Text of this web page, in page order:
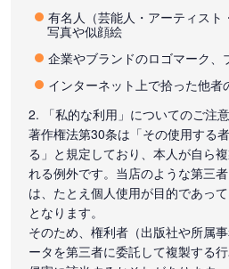
有名人（芸能人・アーティスト
写真や似顔絵
企業やブランドのロゴマーク、
インターネット上で拾った他者
2. 「私的な利用」についてのご注意
著作権法第30条は「その使用する
る」と規定しており、本人が自ら
れる例外です。当店のような第三
は、たとえ個人使用が目的であっ
となります。
そのため、権利者（出版社や所属
ータを第三者に委託して複製する